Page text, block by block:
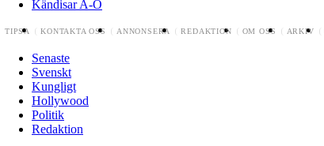
Kändisar A-Ö
TIPSA KONTAKTA OSS ANNONSERA REDAKTION OM OSS ARKIV
Senaste
Svenskt
Kungligt
Hollywood
Politik
Redaktion